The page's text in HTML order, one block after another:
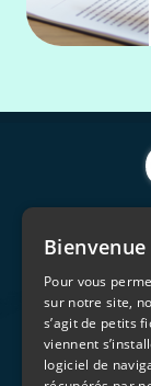
QUI
L'association
Notre
L’équipe
Les atouts du
associatif
Bienvenue
Pour vous
sur notre site,
s’agit de petits
viennent
logiciel de